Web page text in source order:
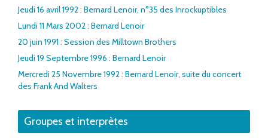
Jeudi 16 avril 1992 : Bernard Lenoir, n°35 des Inrockuptibles
Lundi 11 Mars 2002 : Bernard Lenoir
20 juin 1991 : Session des Milltown Brothers
Jeudi 19 Septembre 1996 : Bernard Lenoir
Mercredi 25 Novembre 1992 : Bernard Lenoir, suite du concert
des Frank And Walters
Groupes et interprètes